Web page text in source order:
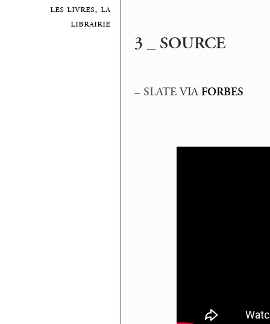
les livres, la
librairie
3 _ SOURCE
– SLATE VIAFORBES